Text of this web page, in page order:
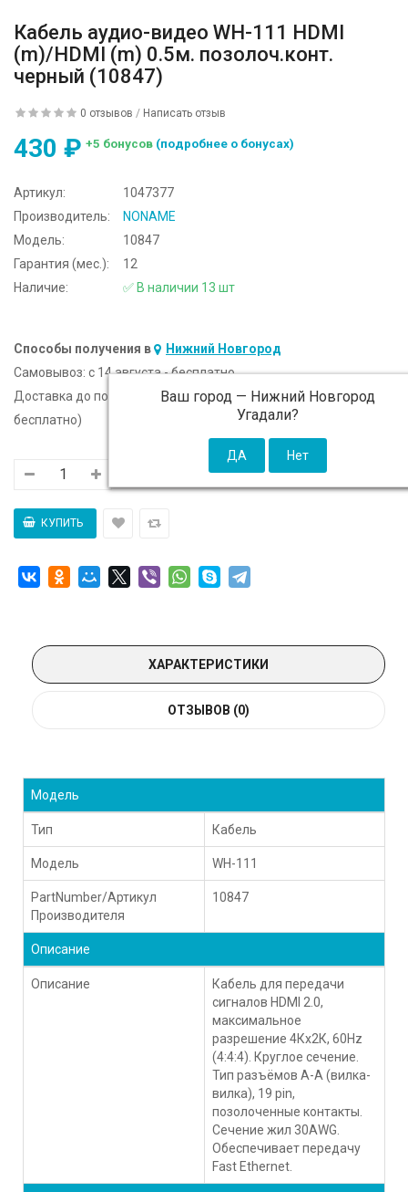
Кабель аудио-видео WH-111 HDMI
(m)/HDMI (m) 0.5м. позолоч.конт.
черный (10847)
0 отзывов / Написать отзыв
430 ₽ +5 бонусов (подробнее о бонусах)
Артикул:
1047377
Производитель:
NONAME
Модель:
10847
Гарантия (мес.):
12
Наличие:
✅ В наличии 13 шт
Способы получения в Нижний Новгород
Ваш город — Нижний Новгород
Угадали?
Самовывоз: c 14 августа - бесплатно
Доставка до подъезда:
c 14 августа - 300 ₽ (от 5 000 ₽
бесплатно)
ХАРАКТЕРИСТИКИ
ОТЗЫВОВ (0)
Модель
Тип Кабель
Модель WH-111
PartNumber/Артикул
Производителя
10847
Описание
Описание
Кабель для передачи
сигналов HDMI 2.0,
максимальное
разрешение 4Кх2К, 60Hz
(4:4:4). Круглое сечение.
Тип разъёмов А-А (вилка-
вилка), 19 pin,
позолоченные контакты.
Сечение жил 30AWG.
Обеспечивает передачу
Fast Ethernet.